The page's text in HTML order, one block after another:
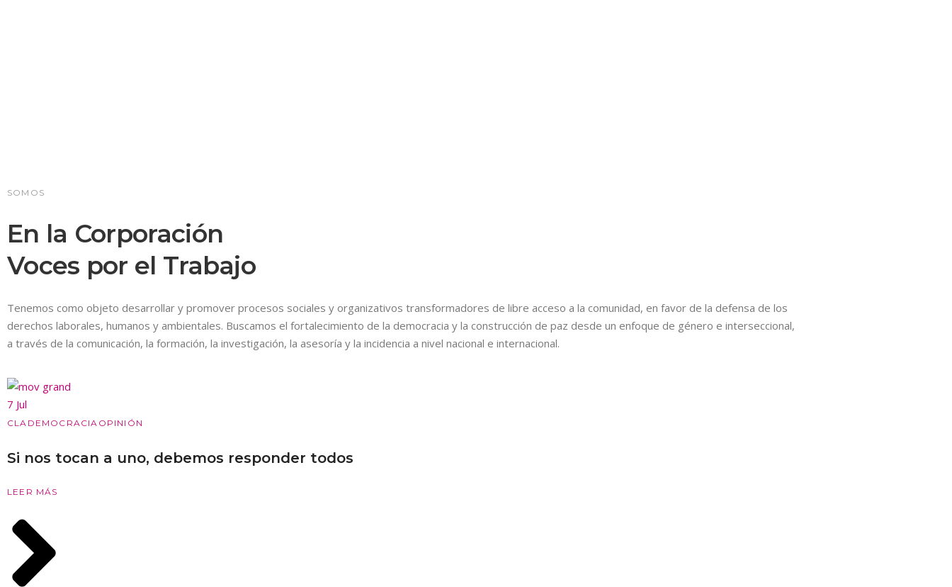
SOMOS
En la Corporación
Voces por el Trabajo
Tenemos como objeto desarrollar y promover procesos sociales y organizativos transformadores de libre acceso a la comunidad, en favor de la defensa de los
derechos laborales, humanos y ambientales. Buscamos el fortalecimiento de la democracia y la construcción de paz desde un enfoque de género e interseccional,
a través de la comunicación, la formación, la investigación, la asesoría y la incidencia a nivel nacional e internacional.
7 Jul
CLA DEMOCRACIA OPINIÓN
Si nos tocan a uno, debemos responder todos
LEER MÁS